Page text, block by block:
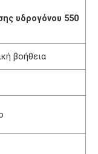
υδρογόνου 550
βοήθεια